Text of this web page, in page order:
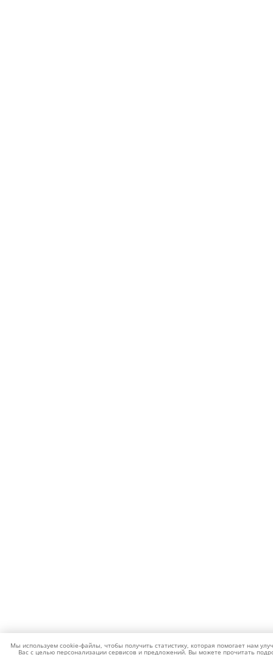
Мы используем cookie-файлы, чтобы получить статистику, которая помогает нам
Вас с целью персонализации сервисов и предложений. Вы можете прочитать